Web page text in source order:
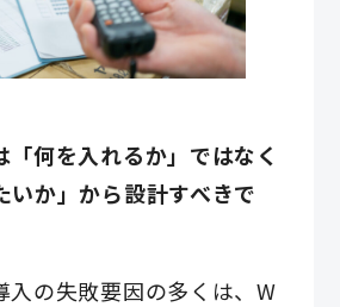
「何を入れるか」ではなく
いか」から設計すべきで
入の失敗要因の多くは、W